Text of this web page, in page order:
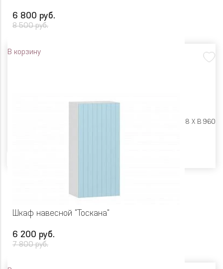
6 800 руб.
8 500 руб.
В корзину
Ш 500 X Г 318 X В 960
Шкаф навесной "Тоскана"
6 200 руб.
7 800 руб.